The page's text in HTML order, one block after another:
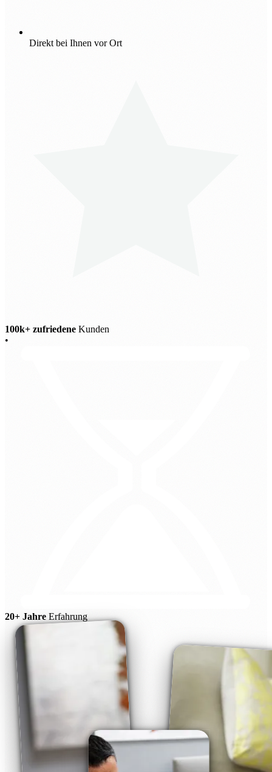
Direkt bei Ihnen vor Ort
100k+ zufriedene Kunden
•
20+ Jahre Erfahrung